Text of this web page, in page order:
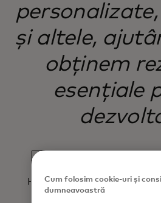
și altele,
obținem
esențiale
Head of Conversions and
Cum folosim cookie-uri și
dumneavoastră